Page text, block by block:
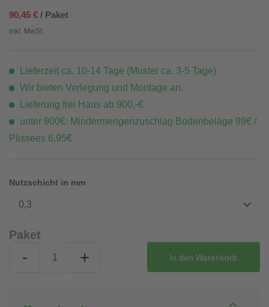
90,45 € / Paket
inkl. MwSt.
Lieferzeit ca. 10-14 Tage (Muster ca. 3-5 Tage)
Wir bieten Verlegung und Montage an.
Lieferung frei Haus ab 900,-€
unter 900€: Mindermengenzuschlag Bodenbeläge 99€ /
Plissees 6,95€
Nutzschicht in mm
0,3
Paket
- + In den Warenkorb